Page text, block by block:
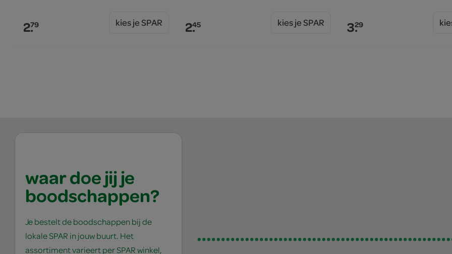
2.79 kies je SPAR 2.45 kies je SPAR 3.29
waar doe jij je
boodschappen?
Je bestelt de boodschappen bij de
lokale SPAR in jouw buurt. Het
assortiment varieert per SPAR winkel,